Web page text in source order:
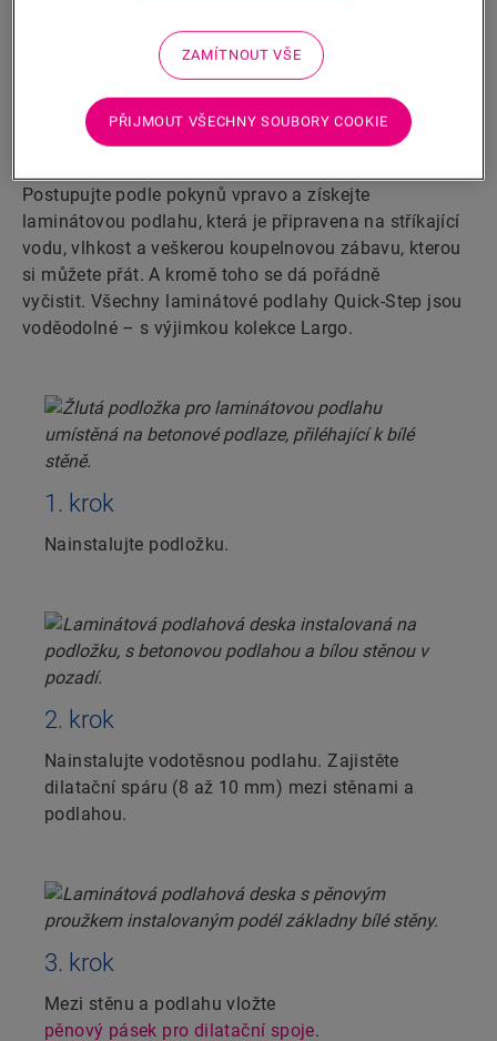
Voděodolný povrch v 5 snadných
krocích
Postupujte podle pokynů vpravo a získejte
laminátovou podlahu, která je připravena na stříkající
vodu, vlhkost a veškerou koupelnovou zábavu, kterou
si můžete přát. A kromě toho se dá pořádně
vyčistit. Všechny laminátové podlahy Quick-Step jsou
voděodolné – s výjimkou kolekce Largo.
1. krok
Nainstalujte podložku.
2. krok
Nainstalujte vodotěsnou podlahu. Zajistěte
dilatační spáru (8 až 10 mm) mezi stěnami a
podlahou.
3. krok
Mezi stěnu a podlahu vložte
pěnový pásek pro dilatační spoje.
ZAMÍTNOUT VŠE
PŘIJMOUT VŠECHNY SOUBORY COOKIE